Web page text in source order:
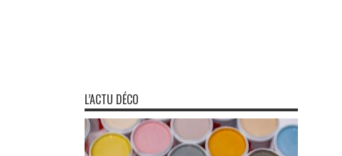
L’ACTU DÉCO